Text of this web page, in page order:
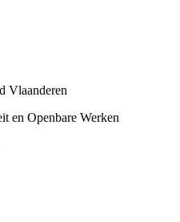
Vlaanderen
en Openbare Werken